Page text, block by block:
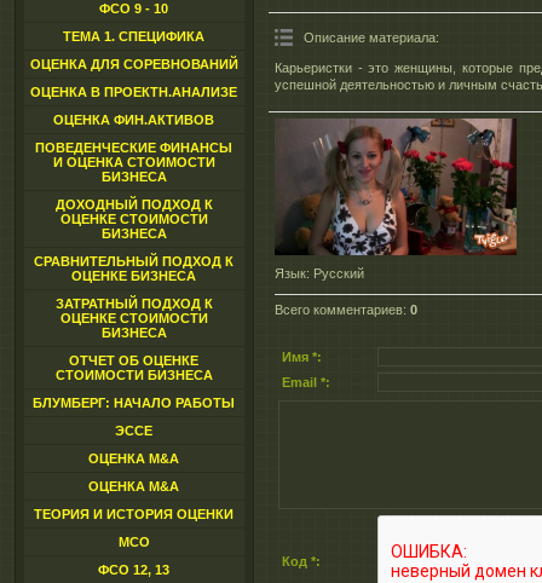
ФСО 9 - 10
ТЕМА 1. СПЕЦИФИКА
ОЦЕНКА ДЛЯ СОРЕВНОВАНИЙ
ОЦЕНКА В ПРОЕКТН.АНАЛИЗЕ
ОЦЕНКА ФИН.АКТИВОВ
ПОВЕДЕНЧЕСКИЕ ФИНАНСЫ
И ОЦЕНКА СТОИМОСТИ
БИЗНЕСА
ДОХОДНЫЙ ПОДХОД К
ОЦЕНКЕ СТОИМОСТИ
БИЗНЕСА
СРАВНИТЕЛЬНЫЙ ПОДХОД К
ОЦЕНКЕ БИЗНЕСА
ЗАТРАТНЫЙ ПОДХОД К
ОЦЕНКЕ СТОИМОСТИ
БИЗНЕСА
ОТЧЕТ ОБ ОЦЕНКЕ
СТОИМОСТИ БИЗНЕСА
БЛУМБЕРГ: НАЧАЛО РАБОТЫ
ЭССЕ
ОЦЕНКА M&A
ОЦЕНКА M&A
ТЕОРИЯ И ИСТОРИЯ ОЦЕНКИ
МСО
ФСО 12, 13
Описание материала:
Карьеристки - это женщины, которые
успешной деятельностью и личным
Язык: Русский
Всего комментариев: 0
Имя *:
Email *:
Код *: